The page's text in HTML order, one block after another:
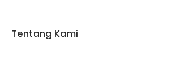
Tentang Kami